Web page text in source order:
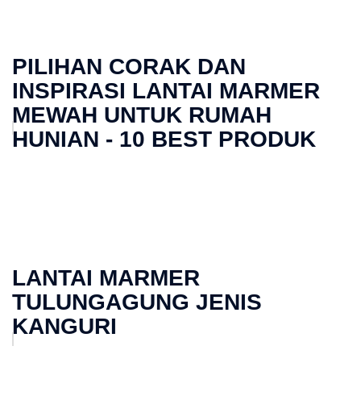
PILIHAN CORAK DAN
INSPIRASI LANTAI MARMER
MEWAH UNTUK RUMAH
HUNIAN - 10 BEST PRODUK
LANTAI MARMER
TULUNGAGUNG JENIS
KANGURI